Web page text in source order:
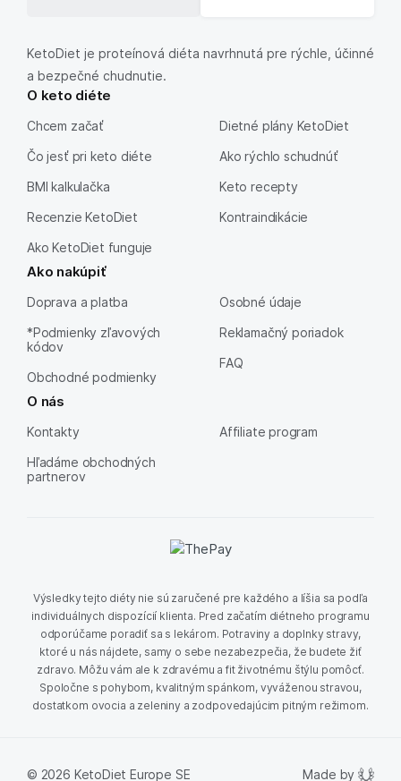
KetoDiet je proteínová diéta navrhnutá pre rýchle, účinné
a bezpečné chudnutie.
O keto diéte
Chcem začať
Čo jesť pri keto diéte
BMI kalkulačka
Recenzie KetoDiet
Ako KetoDiet funguje
Dietné plány KetoDiet
Ako rýchlo schudnúť
Keto recepty
Kontraindikácie
Ako nakúpiť
Doprava a platba
*Podmienky zľavových
kódov
Obchodné podmienky
Osobné údaje
Reklamačný poriadok
FAQ
O nás
Kontakty
Hľadáme obchodných
partnerov
Affiliate program
Výsledky tejto diéty nie sú zaručené pre každého a líšia sa podľa
individuálnych dispozícií klienta. Pred začatím diétneho programu
odporúčame poradiť sa s lekárom. Potraviny a doplnky stravy,
ktoré u nás nájdete, samy o sebe nezabezpečia, že budete žiť
zdravo. Môžu vám ale k zdravému a fit životnému štýlu pomôcť.
Spoločne s pohybom, kvalitným spánkom, vyváženou stravou,
dostatkom ovocia a zeleniny a zodpovedajúcim pitným režimom.
© 2026 KetoDiet Europe SE Made by